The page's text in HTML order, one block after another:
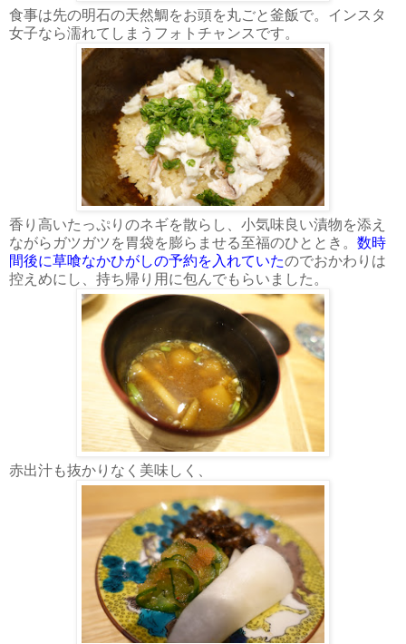
食事は先の明石の天然鯛をお頭を丸ごと釜飯で。インスタ
女子なら濡れてしまうフォトチャンスです。
香り高いたっぷりのネギを散らし、小気味良い漬物を添え
ながらガツガツを胃袋を膨らませる至福のひととき。 数時
間後に草喰なかひがしの予約を入れていたのでおかわりは
控えめにし、持ち帰り用に包んでもらいました。
赤出汁も抜かりなく美味しく、